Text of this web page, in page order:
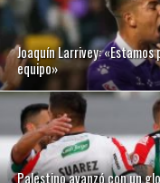
Joaquín Larrivey:
equipo»
Palestino avanzó con un